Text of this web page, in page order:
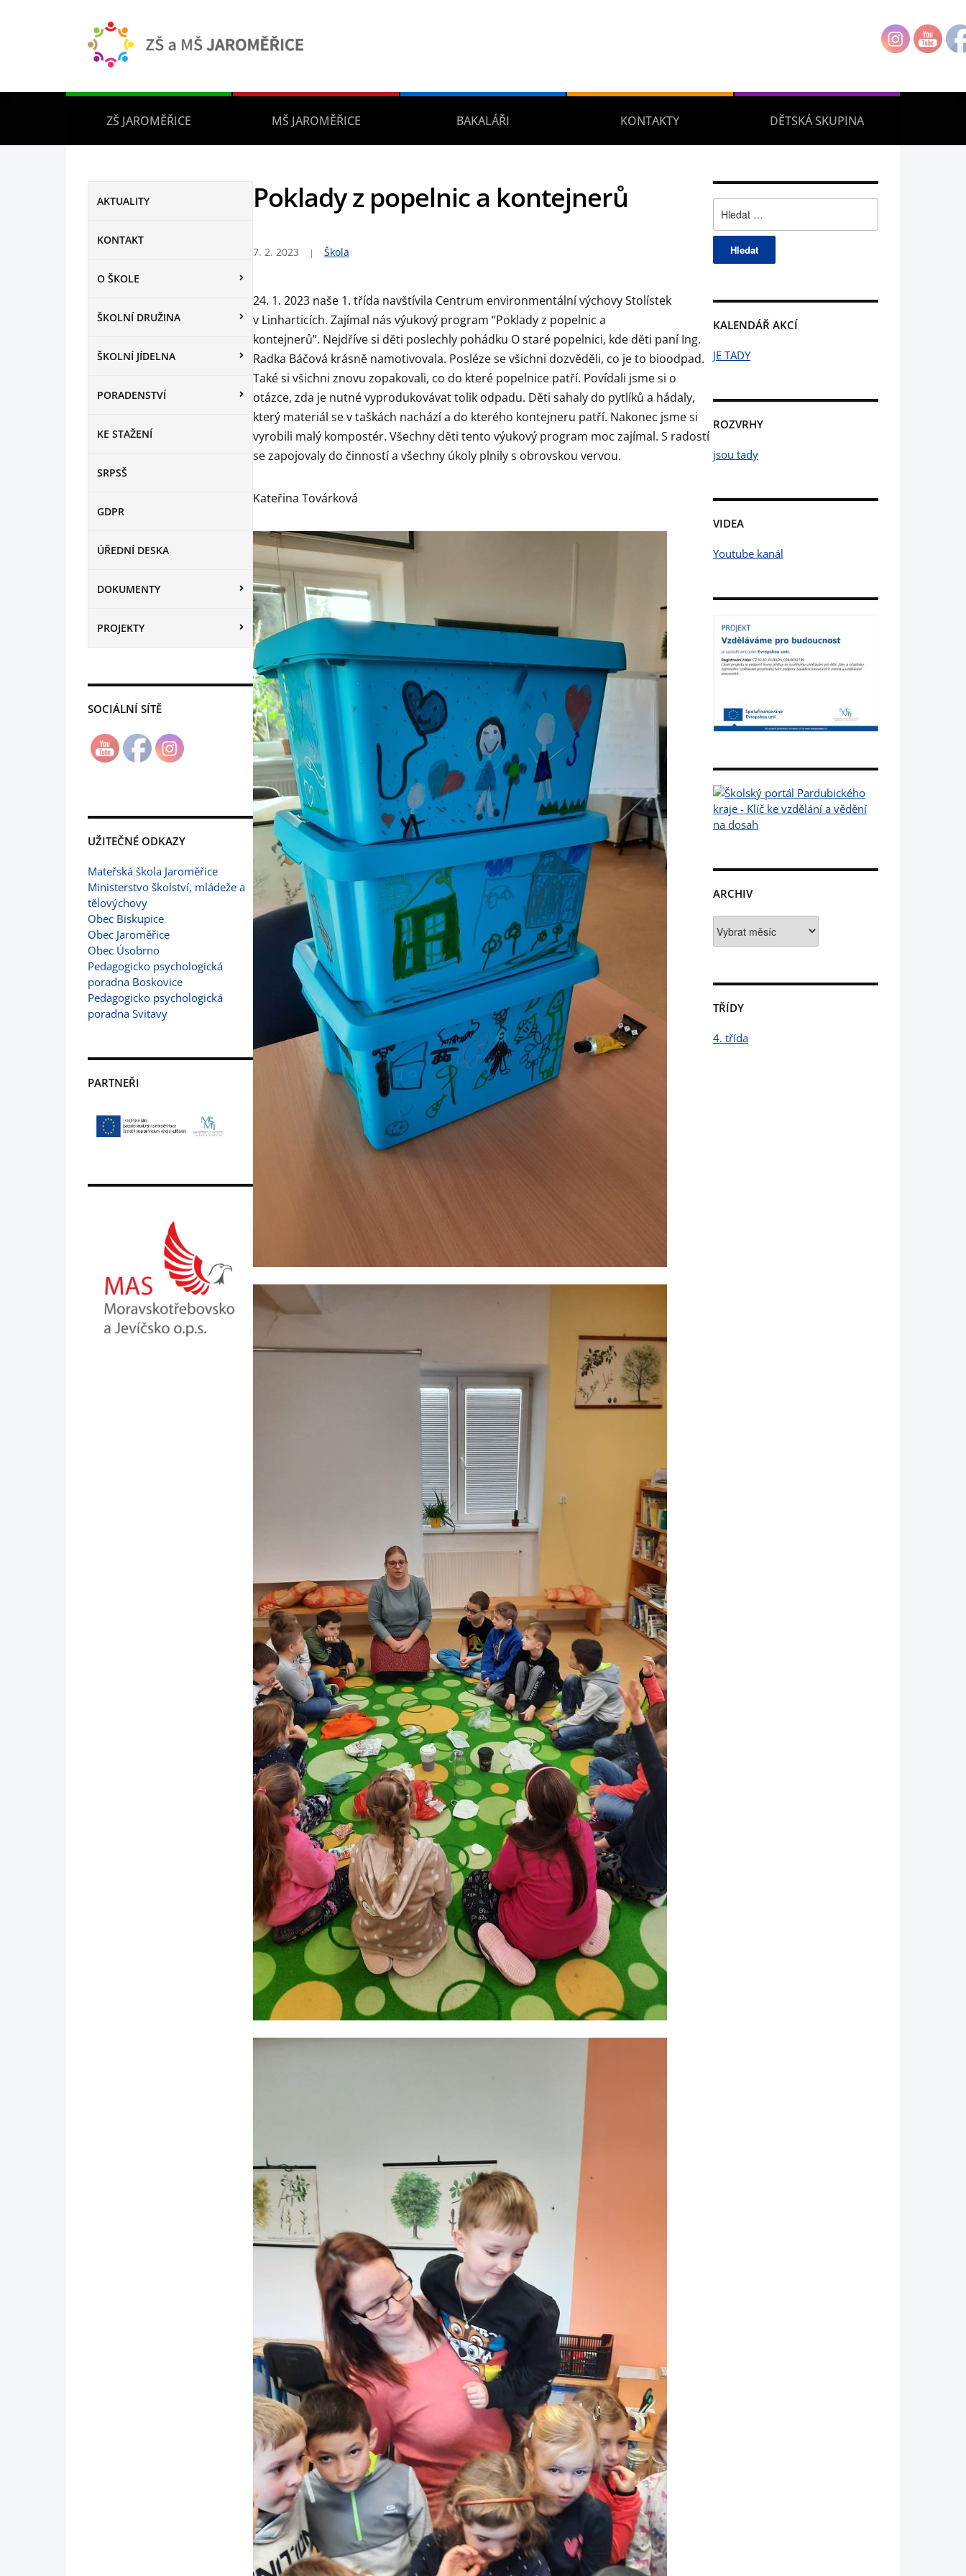
ZŠ JAROMĚŘICE MŠ JAROMĚŘICE BAKALÁŘI KONTAKTY DĚTSKÁ SKUPINA
AKTUALITY
KONTAKT
O ŠKOLE
ŠKOLNÍ DRUŽINA
ŠKOLNÍ JÍDELNA
PORADENSTVÍ
KE STAŽENÍ
SRPSŠ
GDPR
ÚŘEDNÍ DESKA
DOKUMENTY
PROJEKTY
SOCIÁLNÍ SÍTĚ
UŽITEČNÉ ODKAZY
Mateřská škola Jaroměřice
Ministerstvo školství, mládeže a
tělovýchovy
Obec Biskupice
Obec Jaroměřice
Obec Úsobrno
Pedagogicko psychologická
poradna Boskovice
Pedagogicko psychologická
poradna Svitavy
PARTNEŘI
Poklady z popelnic a kontejnerů
7. 2. 2023 Škola
24. 1. 2023 naše 1. třída navštívila Centrum environmentální výchovy Stolístek
v Linharticích. Zajímal nás výukový program “Poklady z popelnic a
kontejnerů”. Nejdříve si děti poslechly pohádku O staré popelnici, kde děti paní Ing.
Radka Báčová krásně namotivovala. Posléze se všichni dozvěděli, co je to bioodpad.
Také si všichni znovu zopakovali, co do které popelnice patří. Povídali jsme si o
otázce, zda je nutné vyprodukovávat tolik odpadu. Děti sahaly do pytlíků a hádaly,
který materiál se v taškách nachází a do kterého kontejneru patří. Nakonec jsme si
vyrobili malý kompostér. Všechny děti tento výukový program moc zajímal. S radostí
se zapojovaly do činností a všechny úkoly plnily s obrovskou vervou.
Kateřina Továrková
KALENDÁŘ AKCÍ
JE TADY
ROZVRHY
jsou tady
VIDEA
Youtube kanál
ARCHIV
TŘÍDY
4. třída